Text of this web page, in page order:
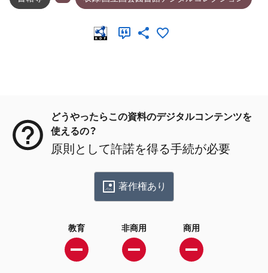
どうやったらこの資料のデジタルコンテンツを
使えるの？
原則として許諾を得る手続が必要
著作権あり
教育 非商用 商用